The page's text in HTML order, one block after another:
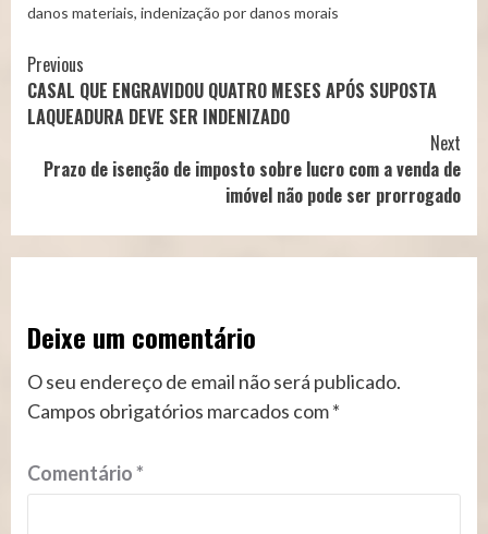
danos materiais, indenização por danos morais
Continue
Reading
Previous
CASAL QUE ENGRAVIDOU QUATRO MESES APÓS SUPOSTA
LAQUEADURA DEVE SER INDENIZADO
Next
Prazo de isenção de imposto sobre lucro com a venda de
imóvel não pode ser prorrogado
Deixe um comentário
O seu endereço de email não será publicado.
Campos obrigatórios marcados com*
Comentário*